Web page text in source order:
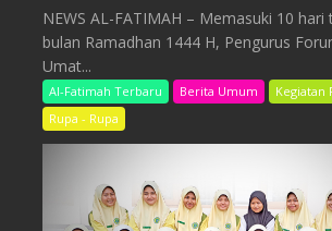
NEWS AL-FATIMAH – Memasuki 10 hari
bulan Ramadhan 1444 H, Pengurus
Umat...
Al-Fatimah Terbaru Berita Umum
Kegiatan
Rupa - Rupa